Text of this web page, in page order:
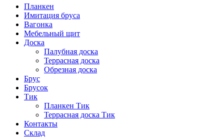
Планкен
Имитация бруса
Вагонка
Мебельный щит
Доска
Палубная доска
Террасная доска
Обрезная доска
Брус
Брусок
Тик
Планкен Тик
Террасная доска Тик
Контакты
Склад